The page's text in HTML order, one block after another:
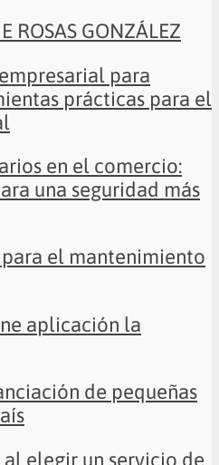
ROSAS GONZÁLEZ
para
prácticas para el
en el comercio:
una seguridad más
para el mantenimiento
aplicación la
de pequeñas
elegir un servicio de